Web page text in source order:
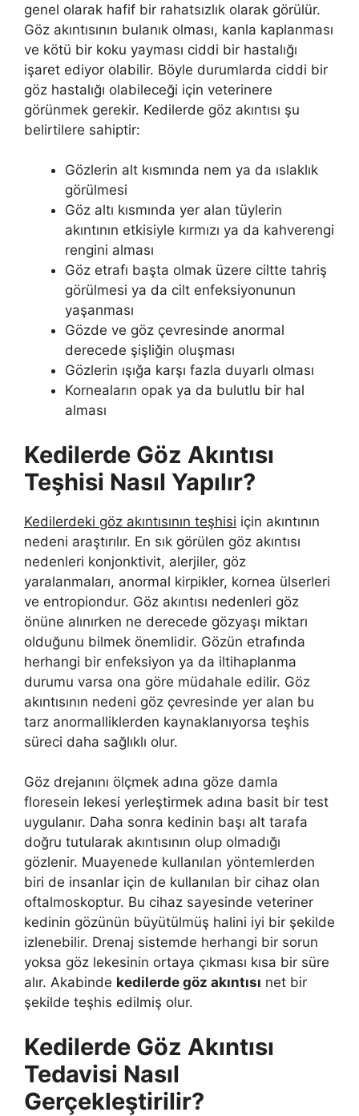
genel olarak hafif bir rahatsızlık olarak görülür.
Göz akıntısının bulanık olması, kanla kaplanması
ve kötü bir koku yayması ciddi bir hastalığı
işaret ediyor olabilir. Böyle durumlarda ciddi bir
göz hastalığı olabileceği için veterinere
görünmek gerekir. Kedilerde göz akıntısı şu
belirtilere sahiptir:
Gözlerin alt kısmında nem ya da ıslaklık
görülmesi
Göz altı kısmında yer alan tüylerin
akıntının etkisiyle kırmızı ya da kahverengi
rengini alması
Göz etrafı başta olmak üzere ciltte tahriş
görülmesi ya da cilt enfeksiyonunun
yaşanması
Gözde ve göz çevresinde anormal
derecede şişliğin oluşması
Gözlerin ışığa karşı fazla duyarlı olması
Korneaların opak ya da bulutlu bir hal
alması
Kedilerde Göz Akıntısı
Teşhisi Nasıl Yapılır?
Kedilerdeki göz akıntısının teşhisi için akıntının
nedeni araştırılır. En sık görülen göz akıntısı
nedenleri konjonktivit, alerjiler, göz
yaralanmaları, anormal kirpikler, kornea ülserleri
ve entropiondur. Göz akıntısı nedenleri göz
önüne alınırken ne derecede gözyaşı miktarı
olduğunu bilmek önemlidir. Gözün etrafında
herhangi bir enfeksiyon ya da iltihaplanma
durumu varsa ona göre müdahale edilir. Göz
akıntısının nedeni göz çevresinde yer alan bu
tarz anormalliklerden kaynaklanıyorsa teşhis
süreci daha sağlıklı olur.
Göz drejanını ölçmek adına göze damla
floresein lekesi yerleştirmek adına basit bir test
uygulanır. Daha sonra kedinin başı alt tarafa
doğru tutularak akıntısının olup olmadığı
gözlenir. Muayenede kullanılan yöntemlerden
biri de insanlar için de kullanılan bir cihaz olan
oftalmoskoptur. Bu cihaz sayesinde veteriner
kedinin gözünün büyütülmüş halini iyi bir şekilde
izlenebilir. Drenaj sistemde herhangi bir sorun
yoksa göz lekesinin ortaya çıkması kısa bir süre
alır. Akabinde kedilerde göz akıntısı net bir
şekilde teşhis edilmiş olur.
Kedilerde Göz Akıntısı
Tedavisi Nasıl
Gerçekleştirilir?